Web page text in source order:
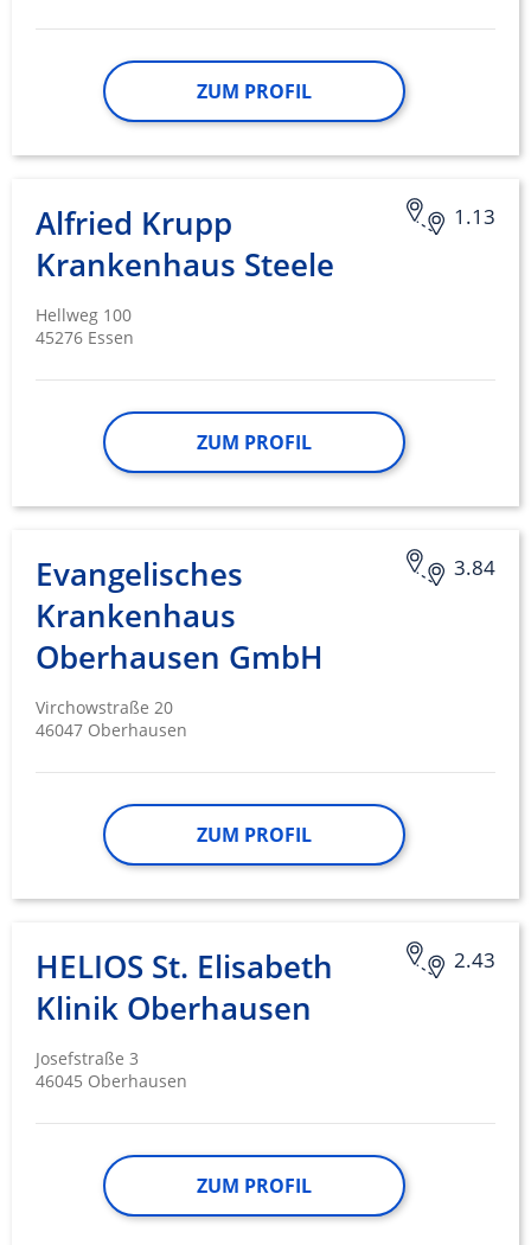
ZUM PROFIL
1.13
Alfried Krupp
Krankenhaus Steele
Hellweg 100
45276 Essen
ZUM PROFIL
3.84
Evangelisches
Krankenhaus
Oberhausen GmbH
Virchowstraße 20
46047 Oberhausen
ZUM PROFIL
2.43
HELIOS St. Elisabeth
Klinik Oberhausen
Josefstraße 3
46045 Oberhausen
ZUM PROFIL